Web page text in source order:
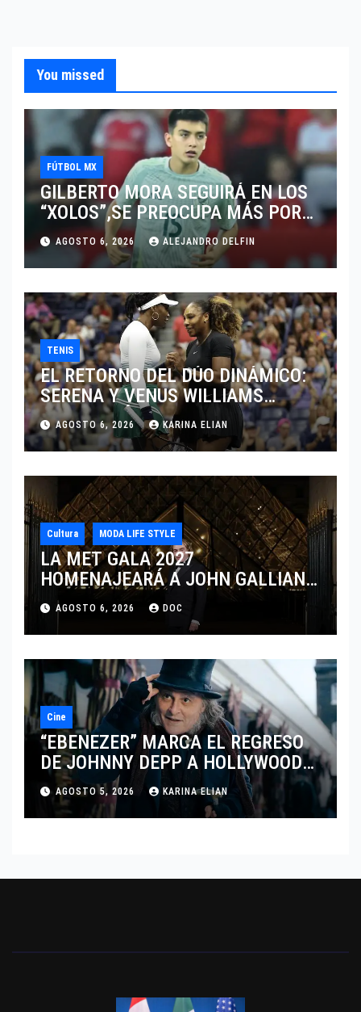
You missed
FÚTBOL MX
GILBERTO MORA SEGUIRÁ EN LOS
“XOLOS”,SE PREOCUPA MÁS POR
JUGAR EN SU EQUIPO.
AGOSTO 6, 2026 ALEJANDRO DELFIN
TENIS
EL RETORNO DEL DÚO DINÁMICO:
SERENA Y VENUS WILLIAMS
DISPUTARÁN LOS DOBLES EN
CINCINNATI 2026
AGOSTO 6, 2026 KARINA ELIAN
Cultura MODA LIFE STYLE
LA MET GALA 2027
HOMENAJEARÁ A JOHN GALLIANO
MARCANDO EL REGRESO DEL REY
DEL DRAMATISMO
AGOSTO 6, 2026 DOC
Cine
“EBENEZER” MARCA EL REGRESO
DE JOHNNY DEPP A HOLLYWOOD
TRAS SU PASO POR EL CINE
INDEPENDIENTE EUROPEO
AGOSTO 5, 2026 KARINA ELIAN